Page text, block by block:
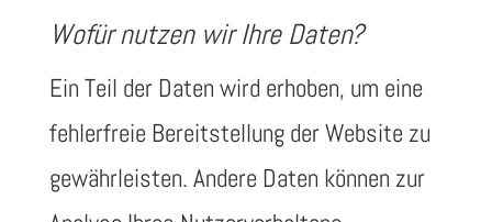
Wofür nutzen wir Ihre Daten?
Ein Teil der Daten wird erhoben, um eine
fehlerfreie Bereitstellung der Website zu
gewährleisten. Andere Daten können zur